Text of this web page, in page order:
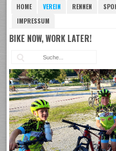
HOME VEREIN RENNEN
IMPRESSUM
BIKE NOW, WORK LATER!